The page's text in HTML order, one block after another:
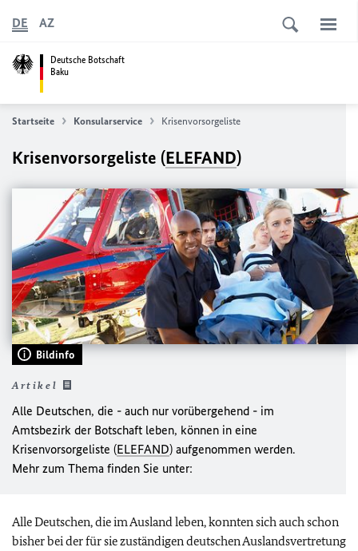
Deutsche Botschaft
Baku
DE AZ
Startseite Konsularservice Krisenvorsorgeliste
Krisenvorsorgeliste (ELEFAND)
Bildinfo
Artikel
Alle Deutschen, die - auch nur vorübergehend - im
Amtsbezirk der Botschaft leben, können in eine
Krisenvorsorgeliste (ELEFAND) aufgenommen werden.
Mehr zum Thema finden Sie unter:
Alle Deutschen, die im Ausland leben, konnten sich auch schon
bisher bei der für sie zuständigen deutschen Auslandsvertretung